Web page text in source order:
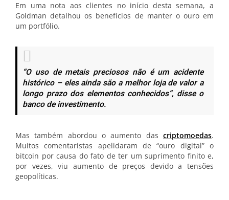
Em uma nota aos clientes no início desta semana, a
Goldman detalhou os benefícios de manter o ouro em
um portfólio.
“O uso de metais preciosos não é um acidente
histórico – eles ainda são a melhor loja de valor a
longo prazo dos elementos conhecidos”, disse o
banco de investimento.
Mas também abordou o aumento das criptomoedas.
Muitos comentaristas apelidaram de “ouro digital” o
bitcoin por causa do fato de ter um suprimento finito e,
por vezes, viu aumento de preços devido a tensões
geopolíticas.